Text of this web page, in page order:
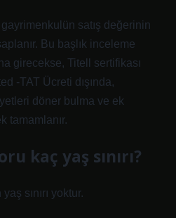
satış değerinin
Bu başlık inceleme
girecekse, Titell sertifikası
-TAT Ücreti dışında,
döner bulma ve ek
tamamlanır.
kaç yaş sınırı?
sınırı yoktur.